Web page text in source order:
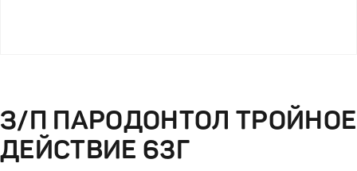
З/П ПАРОДОНТОЛ ТРОЙНОЕ
ДЕЙСТВИЕ 63Г